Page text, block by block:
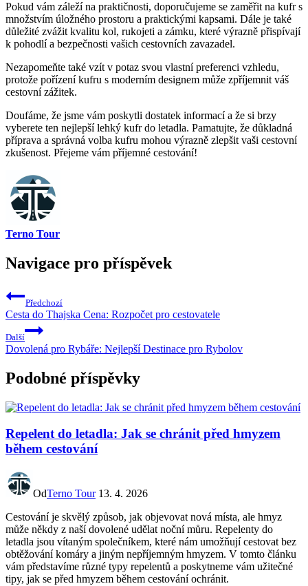
Pokud vám záleží na praktičnosti, doporučujeme se zaměřit na kufr s
množstvím úložného prostoru a praktickými kapsami. Dále je také
důležité zvážit kvalitu kol, rukojeti a zámku, které výrazně přispívají
k pohodlí a bezpečnosti vašich cestovních zavazadel.
Nezapomeňte také vzít v potaz svou vlastní preferenci vzhledu,
protože pořízení kufru s moderním designem může zpříjemnit váš
cestovní zážitek.
Doufáme, že jsme vám poskytli dostatek informací a že si brzy
vyberete ten nejlepší lehký kufr do letadla. Pamatujte, že důkladná
příprava a správná volba kufru mohou výrazně zlepšit vaši cestovní
zkušenost. Přejeme vám příjemné cestování!
Terno Tour
Navigace pro příspěvek
Předchozí
Cesta do Thajska Cena: Rozpočet pro cestovatele
Další
Dovolená pro Rybáře: Nejlepší Destinace pro Rybolov
Podobné příspěvky
Repelent do letadla: Jak se chránit před hmyzem
během cestování
OdTerno Tour 13. 4. 2026
Cestování je skvělý způsob, jak objevovat nová místa, ale hmyz
může někdy z naší dovolené udělat noční můru. Repelenty do
letadla jsou vítaným společníkem, které nám umožňují cestovat bez
obtěžování komáry a jiným nepříjemným hmyzem. V tomto článku
vám představíme různé typy repelentů a poskytneme vám užitečné
tipy, jak se před hmyzem během cestování ochránit.